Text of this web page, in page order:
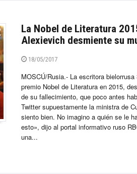
La Nobel de Literatura
Alexievich desmiente su
18/05/2017
MOSCÚ/Rusia.- La escritora
premio Nobel de Literatura en 2015,
de su fallecimiento, que poco antes
Twitter supuestamente la ministra de
siento bien. No imagino a quién se le
esto», dijo al portal informativo ruso
una...